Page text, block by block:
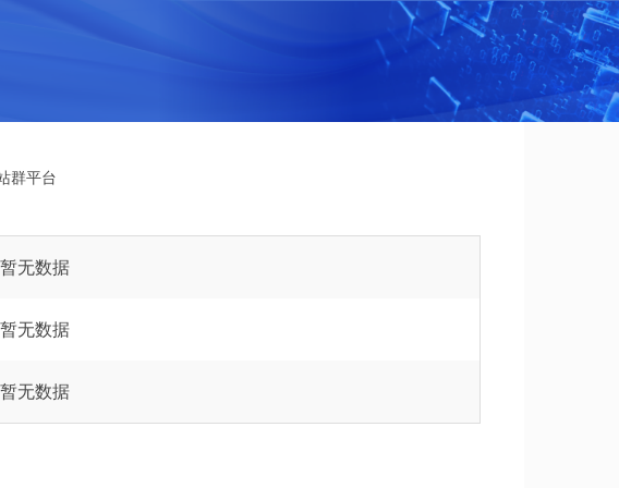
群平台
暂无数据
暂无数据
暂无数据